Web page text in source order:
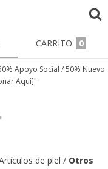
CARRITO 0
Apoyo Social / 50% Nuevo
Aquí]"
de piel / Otros